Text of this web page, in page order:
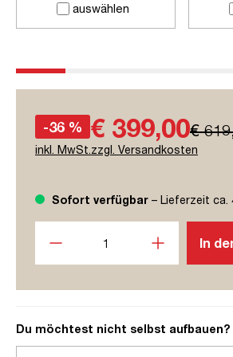
auswählen
-36 % € 399,00€
inkl. MwSt.zzgl. Versandkosten
Sofort verfügbar – Lieferzeit ca.
In
Du möchtest nicht selbst aufbauen?